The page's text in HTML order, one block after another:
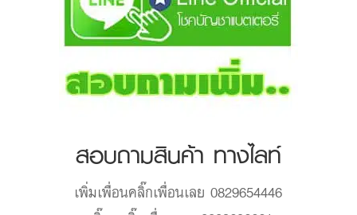
สอบถามสินค้า ทางไลท์
เพิ่มเพื่อนคลิ๊กเพื่อนเลย 0829654446
กดเพิ่มเพื่อน 0964909993
เพิ่ม...add friends 0939625553